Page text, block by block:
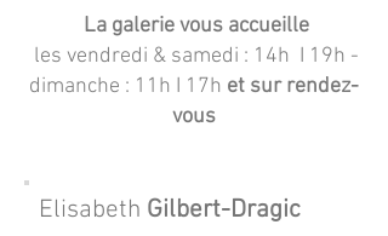
La galerie vous accueille
les vendredi & samedi : 14h I 19h -
dimanche : 11h I 17h et sur rendez-
vous
Elisabeth Gilbert-Dragic